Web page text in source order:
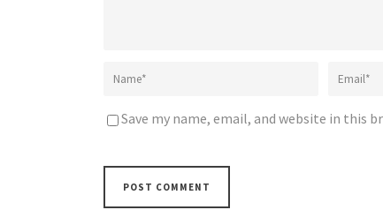
Save my name, email, and website in this